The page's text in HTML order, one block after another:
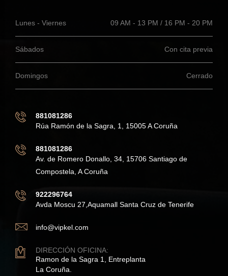
Lunes - Viernes 09 AM - 13 PM / 16 PM - 20 PM
Sábados Con cita previa
Domingos Cerrado
881081286
Rúa Ramón de la Sagra, 1, 15005 A Coruña
881081286
Av. de Romero Donallo, 34, 15706 Santiago de
Compostela, A Coruña
922296764
Avda Moscu 27,Aquamall Santa Cruz de Tenerife
info@vipkel.com
DIRECCIÓN OFICINA:
Ramon de la Sagra 1, Entreplanta
La Coruña.